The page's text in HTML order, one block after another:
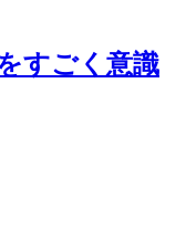
すごく意識